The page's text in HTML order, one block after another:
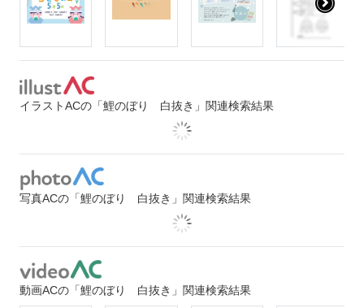
イラストACの「鯉のぼり 白抜き」関連検索結果
写真ACの「鯉のぼり 白抜き」関連検索結果
動画ACの「鯉のぼり 白抜き」関連検索結果